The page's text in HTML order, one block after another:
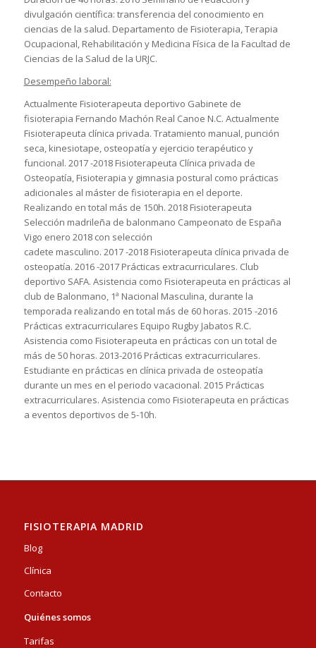
divulgación científica: transferencia del conocimiento en
ciencias de la salud. Departamento de Fisioterapia, Terapia
Ocupacional, Rehabilitación y Medicina Física de la Facultad de
Ciencias de la Salud de la URJC.
Desempeño laboral:
Actualmente Fisioterapeuta deportivo Gabinete de
fisioterapia Fernando Machón Real Canoe N.C. Actualmente
Fisioterapeuta clínica privada. Tratamiento manual, punción
seca, kinesiotape, osteopatía y ejercicio terapéutico y
funcional. 2017 -2018 Fisioterapeuta Clínica privada de
Osteopatía, Fisioterapia y gimnasia postural como prácticas
adicionales al máster de fisioterapia en el deporte.
Realizando en total más de 150h. 2018 Fisioterapeuta
Selección madrileña de balonmano Campeonato de España
Vigo enero 2018 con selección
cadete masculino. 2017 -2018 Fisioterapeuta clínica privada de
osteopatía. 2016 -2017 Prácticas extracurriculares. Club
deportivo SAFA. Asistencia como Fisioterapeuta en prácticas al
club de Balonmano, 1ª Nacional Masculina, durante la
temporada realizando en total más de 60 horas. 2015 -2016
Prácticas extracurriculares Equipo Rugby Jabatos R.C.
Asistencia como Fisioterapeuta en prácticas con un total de
más de 50 horas. 2013-2016 Prácticas extracurriculares.
Estudiante en prácticas en clínica privada de osteopatía
durante un mes en el periodo vacacional. 2015 Prácticas
extracurriculares. Asistencia como Fisioterapeuta en prácticas
a eventos deportivos de 5-10h.
FISIOTERAPIA MADRID
Blog
Clínica
Contacto
Quiénes somos
Tarifas